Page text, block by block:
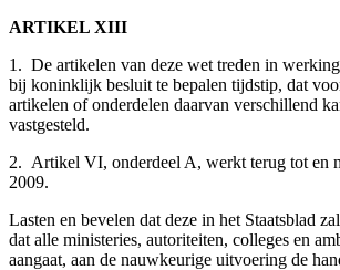
ARTIKEL XIII
1. De artikelen van deze wet treden in
bij koninklijk besluit te bepalen tijdstip, dat
artikelen of onderdelen daarvan verschillend
vastgesteld.
2. Artikel VI, onderdeel A, werkt terug tot en
2009.
Lasten en bevelen dat deze in het Staatsblad
dat alle ministeries, autoriteiten, colleges en
aangaat, aan de nauwkeurige uitvoering de